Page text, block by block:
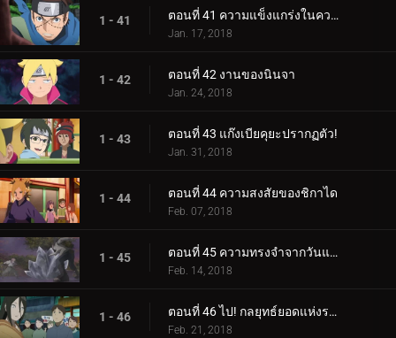
1 - 41 ตอนที่ 41 ความแข็งแกร่งในความสามัคคี
Jan. 17, 2018
1 - 42 ตอนที่ 42 งานของนินจา
Jan. 24, 2018
1 - 43 ตอนที่ 43 แก๊งเบียคุยะปรากฏตัว!
Jan. 31, 2018
1 - 44 ตอนที่ 44 ความสงสัยของชิกาได
Feb. 07, 2018
1 - 45 ตอนที่ 45 ความทรงจำจากวันแห่งหิมะ
Feb. 14, 2018
1 - 46 ตอนที่ 46 ไป! กลยุทธ์ยอดแห่งราตรี
Feb. 21, 2018